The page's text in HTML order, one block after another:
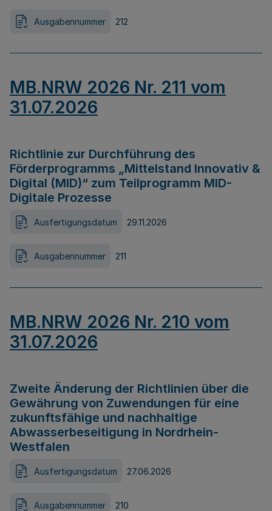
Ausgabennummer 212
MB.NRW 2026 Nr. 211 vom
31.07.2026
Richtlinie zur Durchführung des
Förderprogramms „Mittelstand Innovativ &
Digital (MID)“ zum Teilprogramm MID-
Digitale Prozesse
Ausfertigungsdatum 29.11.2026
Ausgabennummer 211
MB.NRW 2026 Nr. 210 vom
31.07.2026
Zweite Änderung der Richtlinien über die
Gewährung von Zuwendungen für eine
zukunftsfähige und nachhaltige
Abwasserbeseitigung in Nordrhein-
Westfalen
Ausfertigungsdatum 27.06.2026
Ausgabennummer 210